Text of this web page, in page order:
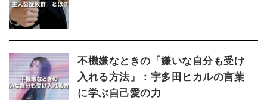
不機嫌なときの「嫌いな自分も受け
入れる方法」：宇多田ヒカルの言葉
に学ぶ自己愛の力